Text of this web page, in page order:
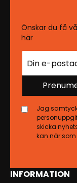
INFORMATION
Önskar du få
här
Jag
skicka
kan när